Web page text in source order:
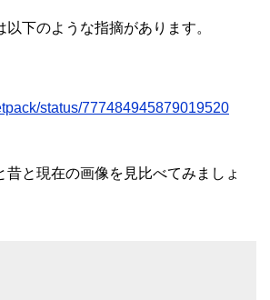
以下のような指摘があります。
status/777484945879019520
昔と現在の画像を見比べてみましょ